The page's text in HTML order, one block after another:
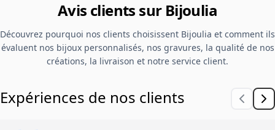
Avis clients sur Bijoulia
Découvrez pourquoi nos clients choisissent Bijoulia et comment ils
évaluent nos bijoux personnalisés, nos gravures, la qualité de nos
créations, la livraison et notre service client.
Expériences de nos clients